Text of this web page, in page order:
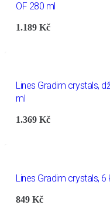
OF 280 ml
1.189Kč
Lines Gradim crystals,
ml
1.369Kč
Lines Gradim crystals, 6
849Kč